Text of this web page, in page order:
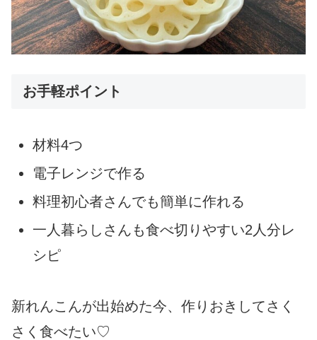
お手軽ポイント
材料4つ
電子レンジで作る
料理初心者さんでも簡単に作れる
一人暮らしさんも食べ切りやすい2人分レ
シピ
新れんこんが出始めた今、作りおきしてさく
さく食べたい♡